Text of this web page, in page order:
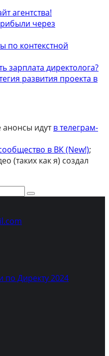
агентства!
через
по контекстной
зарплата директолога?
развития проекта в
анонсы идутв телеграм-
в ВК (New!);
(таких как я) создал
по Директу 2024